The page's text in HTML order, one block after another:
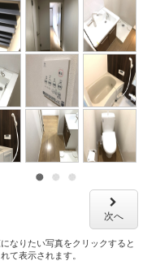
次へ
なりたい写真をクリックすると
て表示されます。